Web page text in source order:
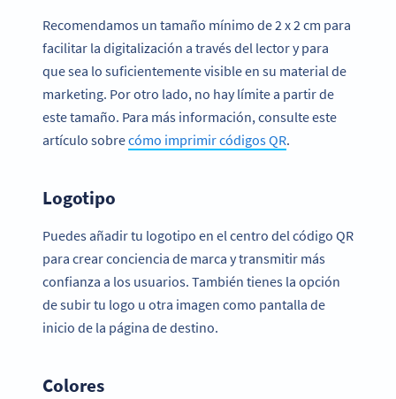
Recomendamos un tamaño mínimo de 2 x 2 cm para
facilitar la digitalización a través del lector y para
que sea lo suficientemente visible en su material de
marketing. Por otro lado, no hay límite a partir de
este tamaño. Para más información, consulte este
artículo sobrecómo imprimir códigos QR.
Logotipo
Puedes añadir tu logotipo en el centro del código QR
para crear conciencia de marca y transmitir más
confianza a los usuarios. También tienes la opción
de subir tu logo u otra imagen como pantalla de
inicio de la página de destino.
Colores